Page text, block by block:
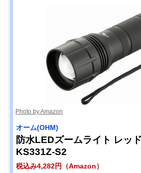
Photo by Amazon
オーム(OHM)
防水LEDズームライト レッ
KS331Z-S2
税込み4,282円（Amazon）